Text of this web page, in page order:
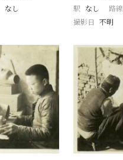
なし
駅 なし 路線
撮影日 不明